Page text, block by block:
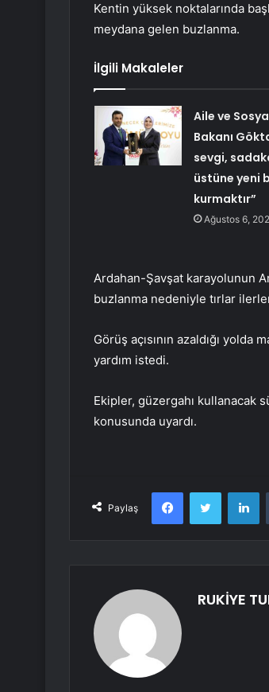
Kentin yüksek noktalarında
meydana gelen buzlanma.
İlgili Makaleler
Aile ve
Bakanı
sevgi,
üstüne yeni
kurmaktır”
Ağustos 6,
Ardahan-Şavşat karayolunun
buzlanma nedeniyle tırlar
Görüş açısının azaldığı
yardım istedi.
Ekipler, güzergahı kullanacak
konusunda uyardı.
Paylaş
FacebookTwitter
RUKİYE